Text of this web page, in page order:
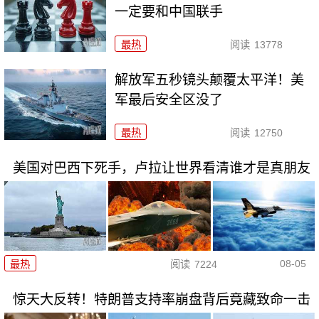
一定要和中国联手
最热 阅读 13778
解放军五秒镜头颠覆太平洋！美
军最后安全区没了
最热 阅读 12750
美国对巴西下死手，卢拉让世界看清谁才是真朋友
最热 阅读 7224 08-05
惊天大反转！特朗普支持率崩盘背后竟藏致命一击